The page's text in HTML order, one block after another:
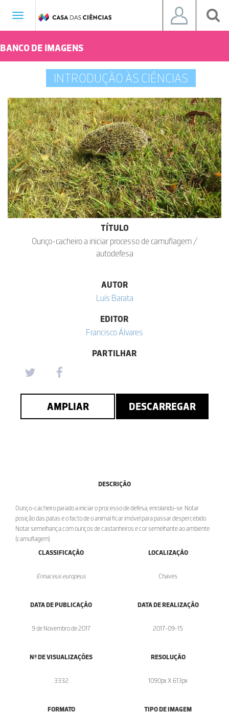
Toggle
BANCO DE IMAGENS
INTRODUÇÃO ÀS CIÊNCIAS
TÍTULO
Ouriço-cacheiro a iniciar processo de camuflagem /
autodefesa
AUTOR
Luí­s Barata
EDITOR
Francisco Álvares
PARTILHAR
AMPLIAR DESCARREGAR
DESCRIÇÃO
Ouriço-cacheiro parado a iniciar o processo de defesa, enrolando-se. Notar
posição das patas e o facto de o animal ficar imóvel para passar despercebido.
Notar semelhança com ouriços de castanheiros e cor semelhante ao ambiente
(camuflagem).
CLASSIFICAÇÃO
Erinaceus europeus
LOCALIZAÇÃO
Chaves
DATA DE PUBLICAÇÃO
9 de Novembro de 2017
DATA DE REALIZAÇÃO
2017-09-15
Nº DE VISUALIZAÇÕES
3332
RESOLUÇÃO
1090px X 613px
FORMATO TIPO DE IMAGEM